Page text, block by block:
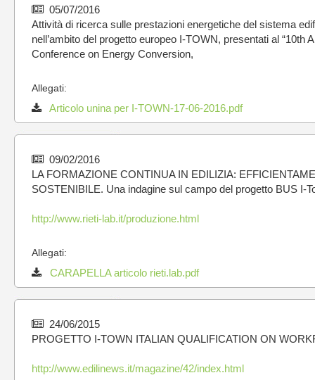
05/07/2016
Attività di ricerca sulle prestazioni energetiche del sistema
nell’ambito del progetto europeo I-TOWN, presentati al “10th
Conference on Energy Conversion,
Allegati:
Articolo unina per I-TOWN-17-06-2016.pdf
09/02/2016
LA FORMAZIONE CONTINUA IN EDILIZIA:
SOSTENIBILE. Una indagine sul campo del progetto BUS I-
http://www.rieti-lab.it/produzione.html
Allegati:
CARAPELLA articolo rieti.lab.pdf
24/06/2015
PROGETTO I-TOWN ITALIAN QUALIFICATION ON
http://www.edilinews.it/magazine/42/index.html